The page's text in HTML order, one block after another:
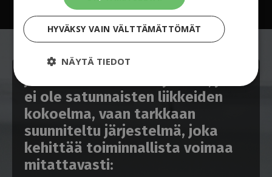
Jos haluat valmiin ohjelman, joka
ei ole satunnaisten liikkeiden
kokoelma, vaan tarkkaan
suunniteltu järjestelmä, joka
kehittää toiminnallista voimaa
mitattavasti:
HYVÄKSY VAIN VÄLTTÄMÄTTÖMÄT
NÄYTÄ TIEDOT